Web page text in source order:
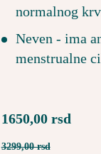
normalnog
Neven - ima
menstrualne
1650,00 rsd
3299,00 rsd